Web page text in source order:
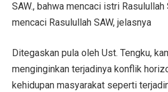
SAW., bahwa mencaci istri Rasulullah
mencaci Rasulullah SAW, jelasnya
Ditegaskan pula oleh Ust. Tengku,
menginginkan terjadinya konflik
kehidupan masyarakat seperti